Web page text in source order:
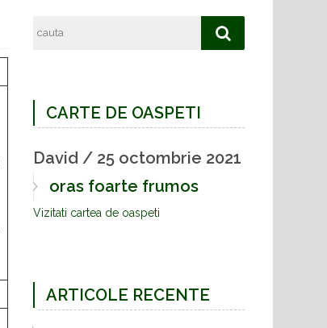
CARTE DE OASPETI
David / 25 octombrie 2021
oras foarte frumos
Viorica/10 noiembrie
2016
Poate cineva sami dea
Vizitati cartea de oaspeti
ARTICOLE RECENTE